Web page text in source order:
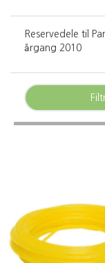
Reservedele til
årgang 2010